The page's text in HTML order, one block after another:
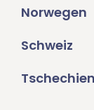
Norwegen
Schweiz
Tschechien